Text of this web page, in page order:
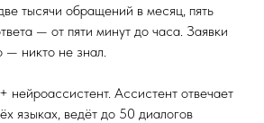
тысячи обращений в месяц, пять
— от пяти минут до часа. Заявки
— никто не знал.
нейроассистент. Ассистент отвечает
языках, ведёт до 50 диалогов